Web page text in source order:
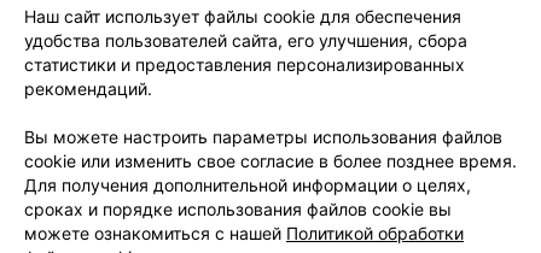
О проекте
Новости проекта
Размещение рекламы
Медицинский маркетинг
Публичный договор
Доставка
Способы оплаты
Вакансии
Партнеры
Написать руководителю 103.by
Написать в поддержку
Наш сайт использует файлы cookie для обеспечения
удобства пользователей сайта, его улучшения, сбора
статистики и предоставления персонализированных
рекомендаций.
Вы можете настроить параметры использования файлов
cookie или изменить свое согласие в более позднее время.
Для получения дополнительной информации о целях,
сроках и порядке использования файлов cookie вы
можете ознакомиться с нашей Политикой обработки